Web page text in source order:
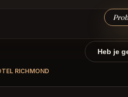
Heb je
RICHMOND